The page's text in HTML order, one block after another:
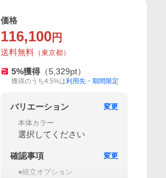
価格
116,100 円
送料無料 （東京都）
5%獲得 （5,329pt）
獲得のうち4.5%は利用先・期間限定
バリエーション
変更
本体カラー
選択してください
確認事項
変更
●組立オプション